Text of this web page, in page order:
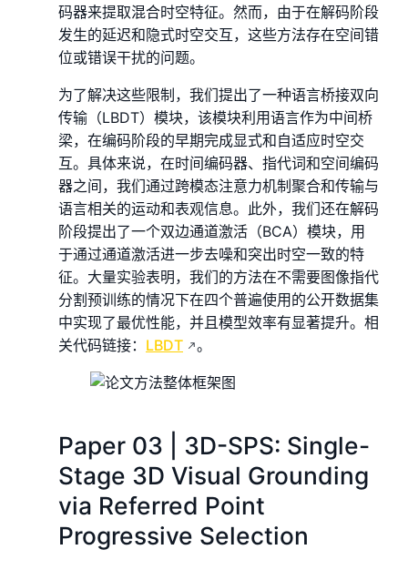
码器来提取混合时空特征。然而，由于在解码阶段
发生的延迟和隐式时空交互，这些方法存在空间错
位或错误干扰的问题。
为了解决这些限制，我们提出了一种语言桥接双向
传输（LBDT）模块，该模块利用语言作为中间桥
梁，在编码阶段的早期完成显式和自适应时空交
互。具体来说，在时间编码器、指代词和空间编码
器之间，我们通过跨模态注意力机制聚合和传输与
语言相关的运动和表观信息。此外，我们还在解码
阶段提出了一个双边通道激活（BCA）模块，用
于通过通道激活进一步去噪和突出时空一致的特
征。大量实验表明，我们的方法在不需要图像指代
分割预训练的情况下在四个普遍使用的公开数据集
中实现了最优性能，并且模型效率有显著提升。相
关代码链接： LBDT 。
Paper 03 | 3D-SPS: Single-
Stage 3D Visual Grounding
via Referred Point
Progressive Selection